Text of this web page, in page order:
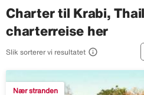
Charter til Krabi,
charterreise her
Slik sorterer vi resultatet 
Nær stranden